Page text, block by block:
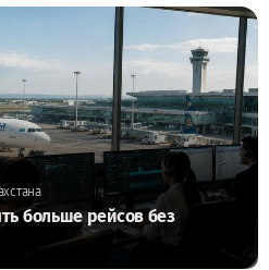
больше рейсов без